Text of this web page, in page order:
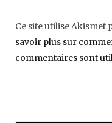
Ce site utilise Akismet
savoir plus sur
commentaires sont